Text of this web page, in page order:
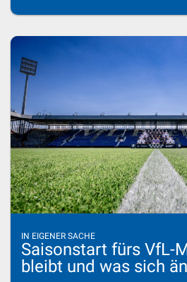
IN EIGENER SACHE
Saisonstart fürs VfL-
bleibt und was sich